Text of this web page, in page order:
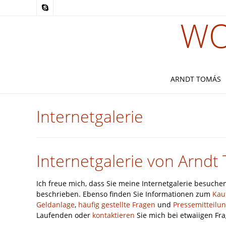
ARNDT TOMÁS
Internetgalerie
Internetgalerie von Arndt
Ich freue mich, dass Sie meine Internetgalerie
beschrieben. Ebenso finden Sie Informationen zum
Geldanlage, häufig gestellte Fragen und
Laufenden oder kontaktieren Sie mich bei etwaiigen